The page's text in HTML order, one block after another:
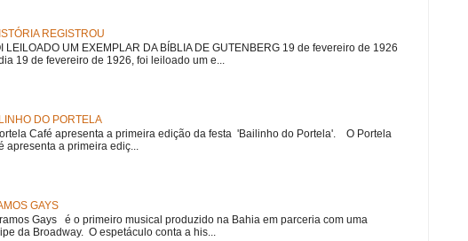
REGISTROU
LEILOADO UM EXEMPLAR DA BÍBLIA DE GUTENBERG 19 de fevereiro de 1926
19 de fevereiro de 1926, foi leiloado um e...
DO PORTELA
Café apresenta a primeira edição da festa 'Bailinho do Portela'. O Portela
apresenta a primeira ediç...
GAYS
Gays é o primeiro musical produzido na Bahia em parceria com uma
da Broadway. O espetáculo conta a his...